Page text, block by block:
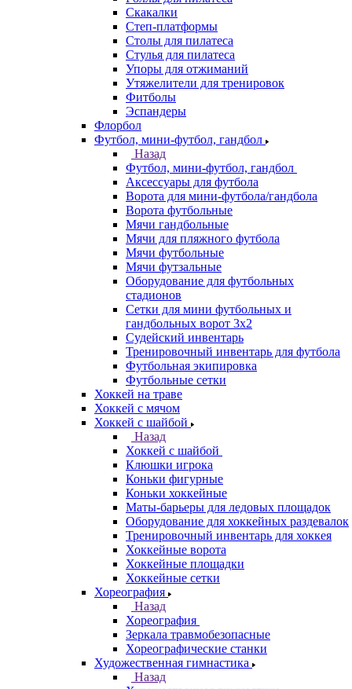
Скакалки
Степ-платформы
Столы для пилатеса
Стулья для пилатеса
Упоры для отжиманий
Утяжелители для тренировок
Фитболы
Эспандеры
Флорбол
Футбол, мини-футбол, гандбол
Назад
Футбол, мини-футбол, гандбол
Аксессуары для футбола
Ворота для мини-футбола/гандбола
Ворота футбольные
Мячи гандбольные
Мячи для пляжного футбола
Мячи футбольные
Мячи футзальные
Оборудование для футбольных
стадионов
Сетки для мини футбольных и
гандбольных ворот 3х2
Судейский инвентарь
Тренировочный инвентарь для футбола
Футбольная экипировка
Футбольные сетки
Хоккей на траве
Хоккей с мячом
Хоккей с шайбой
Назад
Хоккей с шайбой
Клюшки игрока
Коньки фигурные
Коньки хоккейные
Маты-барьеры для ледовых площадок
Оборудование для хоккейных раздевалок
Тренировочный инвентарь для хоккея
Хоккейные ворота
Хоккейные площадки
Хоккейные сетки
Хореография
Назад
Хореография
Зеркала травмобезопасные
Хореографические станки
Художественная гимнастика
Назад